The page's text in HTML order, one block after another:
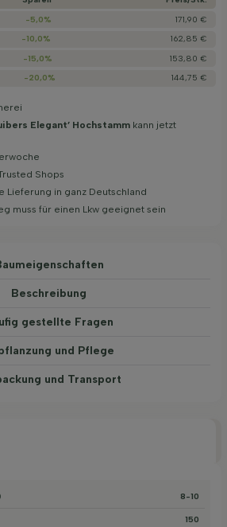
-5,0%
171,90 €
-10,0%
162,85 €
-15,0%
153,80 €
-20,0% 144,75 €
Elegant’ Hochstamm kann jetzt
Shops
Lieferung in ganz Deutschland
muss für einen Lkw geeignet sein
Beschreibung
gestellte Fragen
und Pflege
und Transport
8-10
150